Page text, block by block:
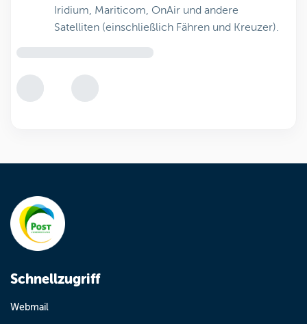
Iridium, Mariticom, OnAir und andere
Satelliten (einschließlich Fähren und Kreuzer).
Schnellzugriff
Webmail